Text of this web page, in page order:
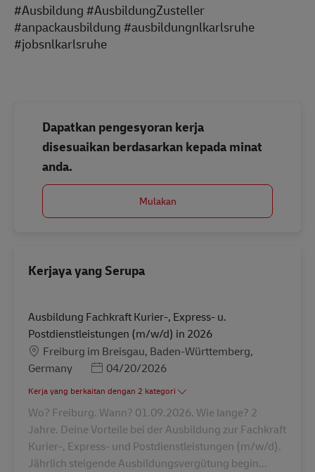
#Ausbildung #AusbildungZusteller
#anpackausbildung #ausbildungnlkarlsruhe
#jobsnlkarlsruhe
Dapatkan pengesyoran kerja
disesuaikan berdasarkan kepada minat
anda.
Mulakan
Kerjaya yang Serupa
Ausbildung Fachkraft Kurier-, Express- u.
Postdienstleistungen (m/w/d) in 2026
LokasiFreiburg im Breisgau, Baden-Württemberg,
Germany
Posted Date
04/20/2026
Kerja yang berkaitan dengan 2 kategori
Wo? Freiburg. Wann? 01.09.2026. Wie lange? 2
Jahre. Deine Vorteile bei der Ausbildung zur Fachkraft
Kurier-, Express- und Postdienstleistungen (m/w/d).
Jährlich steigende Ausbildungsvergütung begin...